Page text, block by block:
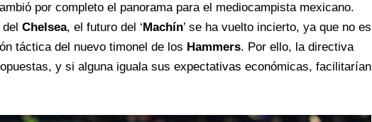
por completo el panorama para el mediocampista mexicano.
Chelsea, el futuro del ‘ Machín’ se ha vuelto incierto, ya que no es
táctica del nuevo timonel de los Hammers. Por ello, la directiva
y si alguna iguala sus expectativas económicas, facilitarían